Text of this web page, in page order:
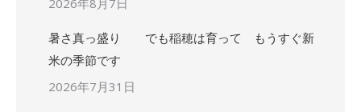
2026年8月7日
暑さ真っ盛り でも稲穂は育って もうすぐ新
米の季節です
2026年7月31日